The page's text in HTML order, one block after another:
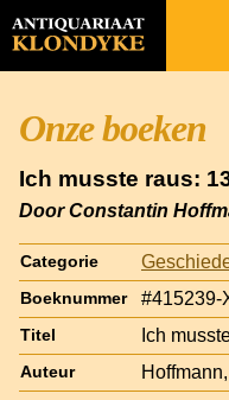
Onze boeken
Ich musste raus:
Door Constantin
Categorie
Boeknummer #415239-
Titel Ich
Auteur